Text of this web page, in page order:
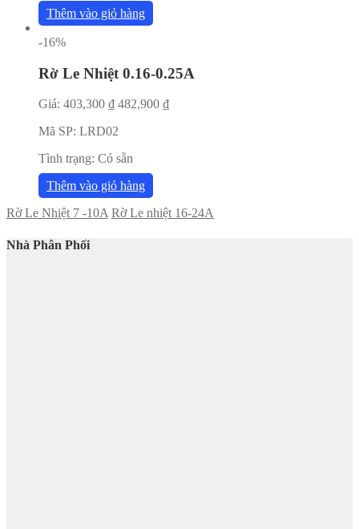
Thêm vào giỏ hàng
-16%
Rờ Le Nhiệt 0.16-0.25A
Giá: 403,300 ₫ 482,900 ₫
Mã SP: LRD02
Tình trạng: Có sẵn
Thêm vào giỏ hàng
Rờ Le Nhiệt 7 -10A Rờ Le nhiệt 16-24A
Nhà Phân Phối